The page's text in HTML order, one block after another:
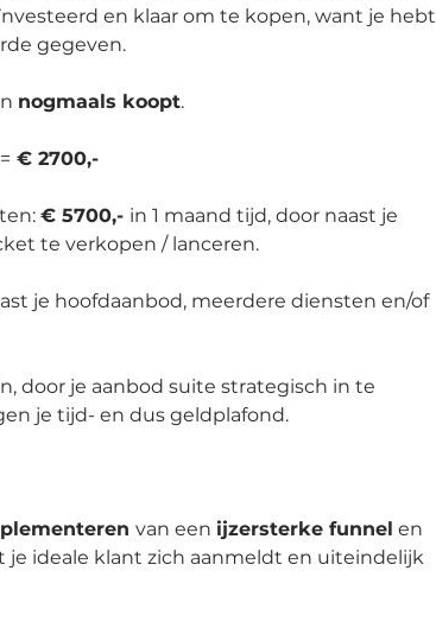
en klaar om te kopen, want je hebt
gegeven.
nogmaals koopt.
€ 2700,-
€ 5700,- in 1 maand tijd, door naast je
te verkopen / lanceren.
je hoofdaanbod, meerdere diensten en/of
door je aanbod suite strategisch in te
je tijd- en dus geldplafond.
van een ijzersterke funnel en
je ideale klant zich aanmeldt en uiteindelijk